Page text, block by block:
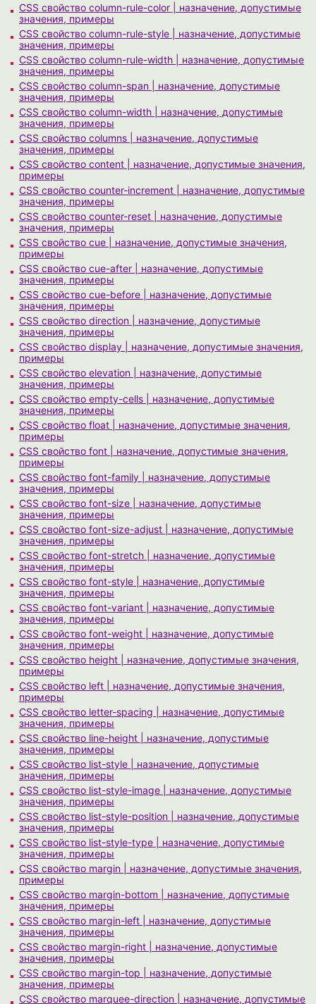
CSS свойство column-rule-color | назначение, допустимые
значения, примеры
CSS свойство column-rule-style | назначение, допустимые
значения, примеры
CSS свойство column-rule-width | назначение, допустимые
значения, примеры
CSS свойство column-span | назначение, допустимые
значения, примеры
CSS свойство column-width | назначение, допустимые
значения, примеры
CSS свойство columns | назначение, допустимые
значения, примеры
CSS свойство content | назначение, допустимые значения,
примеры
CSS свойство counter-increment | назначение, допустимые
значения, примеры
CSS свойство counter-reset | назначение, допустимые
значения, примеры
CSS свойство cue | назначение, допустимые значения,
примеры
CSS свойство cue-after | назначение, допустимые
значения, примеры
CSS свойство cue-before | назначение, допустимые
значения, примеры
CSS свойство direction | назначение, допустимые
значения, примеры
CSS свойство display | назначение, допустимые значения,
примеры
CSS свойство elevation | назначение, допустимые
значения, примеры
CSS свойство empty-cells | назначение, допустимые
значения, примеры
CSS свойство float | назначение, допустимые значения,
примеры
CSS свойство font | назначение, допустимые значения,
примеры
CSS свойство font-family | назначение, допустимые
значения, примеры
CSS свойство font-size | назначение, допустимые
значения, примеры
CSS свойство font-size-adjust | назначение, допустимые
значения, примеры
CSS свойство font-stretch | назначение, допустимые
значения, примеры
CSS свойство font-style | назначение, допустимые
значения, примеры
CSS свойство font-variant | назначение, допустимые
значения, примеры
CSS свойство font-weight | назначение, допустимые
значения, примеры
CSS свойство height | назначение, допустимые значения,
примеры
CSS свойство left | назначение, допустимые значения,
примеры
CSS свойство letter-spacing | назначение, допустимые
значения, примеры
CSS свойство line-height | назначение, допустимые
значения, примеры
CSS свойство list-style | назначение, допустимые
значения, примеры
CSS свойство list-style-image | назначение, допустимые
значения, примеры
CSS свойство list-style-position | назначение, допустимые
значения, примеры
CSS свойство list-style-type | назначение, допустимые
значения, примеры
CSS свойство margin | назначение, допустимые значения,
примеры
CSS свойство margin-bottom | назначение, допустимые
значения, примеры
CSS свойство margin-left | назначение, допустимые
значения, примеры
CSS свойство margin-right | назначение, допустимые
значения, примеры
CSS свойство margin-top | назначение, допустимые
значения, примеры
CSS свойство marquee-direction | назначение, допустимые